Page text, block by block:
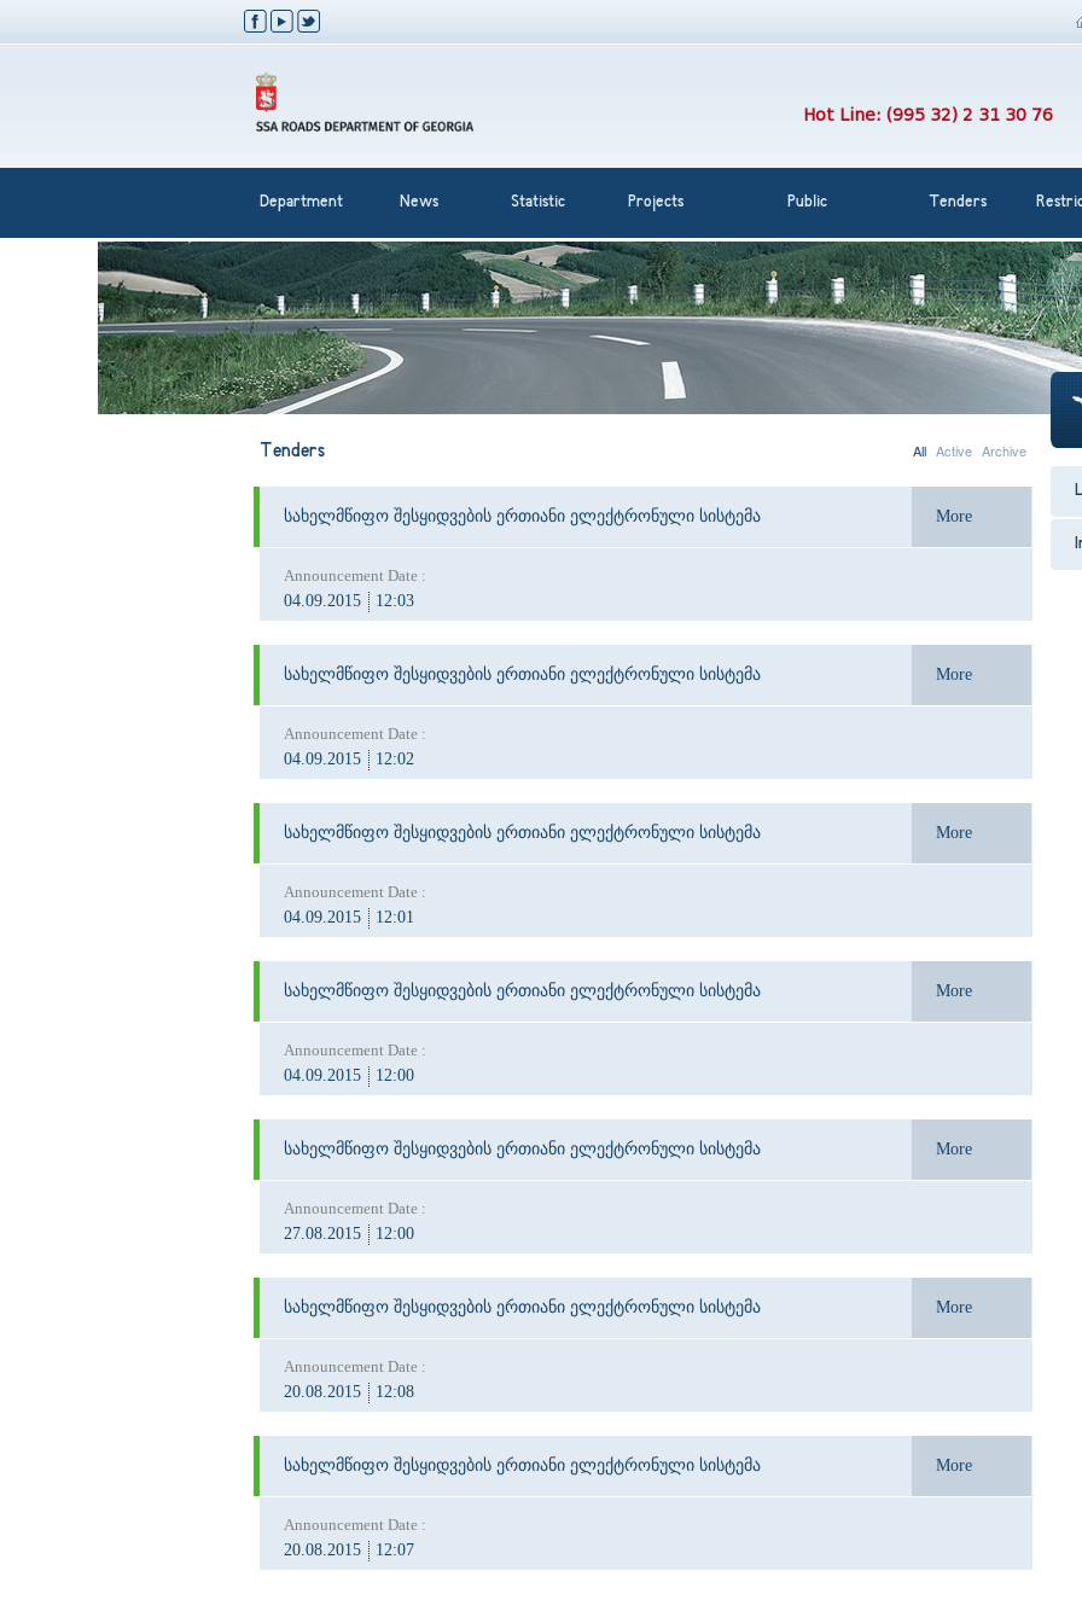
Hot Line: (995 32) 2 31 30 76
Department News Statistic Projects Public Tenders
Tenders All Active Archive
სახელმწიფო შესყიდვების ერთიანი ელექტრონული სისტემა More
Announcement Date :
04.09.2015
12:03
სახელმწიფო შესყიდვების ერთიანი ელექტრონული სისტემა More
Announcement Date :
04.09.2015
12:02
სახელმწიფო შესყიდვების ერთიანი ელექტრონული სისტემა More
Announcement Date :
04.09.2015
12:01
სახელმწიფო შესყიდვების ერთიანი ელექტრონული სისტემა More
Announcement Date :
04.09.2015
12:00
სახელმწიფო შესყიდვების ერთიანი ელექტრონული სისტემა More
Announcement Date :
27.08.2015
12:00
სახელმწიფო შესყიდვების ერთიანი ელექტრონული სისტემა More
Announcement Date :
20.08.2015
12:08
სახელმწიფო შესყიდვების ერთიანი ელექტრონული სისტემა More
Announcement Date :
20.08.2015
12:07